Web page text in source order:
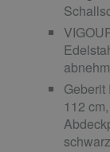
Geberit
112
schwarz